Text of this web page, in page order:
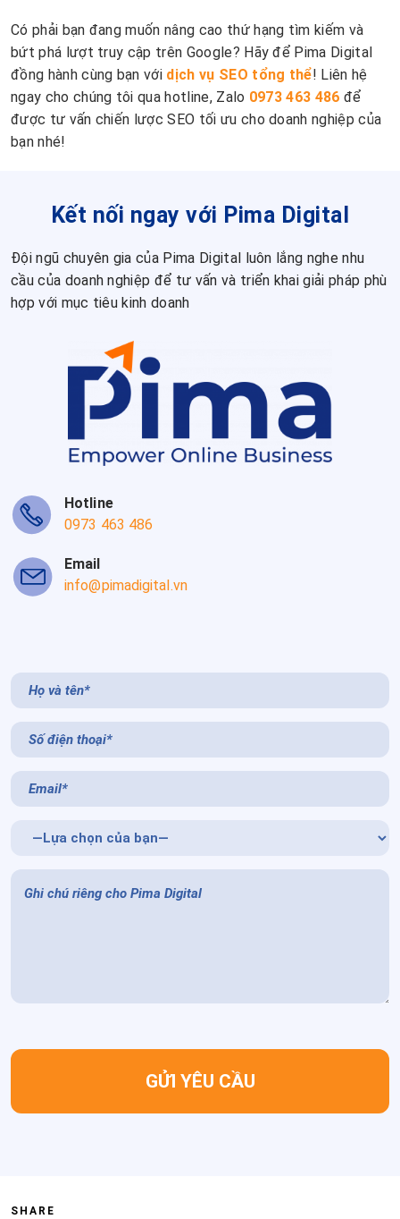
Có phải bạn đang muốn nâng cao thứ hạng tìm kiếm và
bứt phá lượt truy cập trên Google? Hãy để Pima Digital
đồng hành cùng bạn với dịch vụ SEO tổng thể! Liên hệ
ngay cho chúng tôi qua hotline, Zalo 0973 463 486 để
được tư vấn chiến lược SEO tối ưu cho doanh nghiệp của
bạn nhé!
Kết nối ngay với Pima Digital
Đội ngũ chuyên gia của Pima Digital luôn lắng nghe nhu
cầu của doanh nghiệp để tư vấn và triển khai giải pháp phù
hợp với mục tiêu kinh doanh
Hotline
0973 463 486
Email
info@pimadigital.vn
SHARE